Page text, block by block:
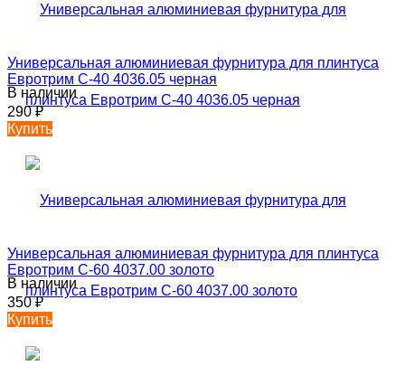
Универсальная алюминиевая фурнитура для плинтуса
Евротрим C-40 4036.05 черная
В наличии
290₽
Купить
Универсальная алюминиевая фурнитура для плинтуса
Евротрим C-60 4037.00 золото
В наличии
350₽
Купить